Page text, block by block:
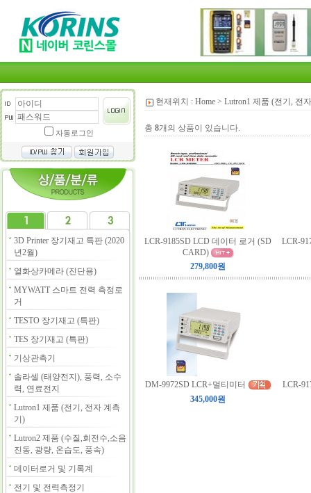
자동로그인
3D Printer 장기재고 특판 (2020
년2월)
열화상카메라 (진단용)
MYWATT 스마트 전력 측정로
거
TESTO 장기재고 (특판)
TES 장기재고 (특판)
기상관측기
솔라셀 (태양전지), 풍력, 소수
력, 연료전지
Lutron1 제품 (전기, 전자 계측
기)
Lutron2 제품 (수질,회전수,소음
진동, 광량, 온습도, 풍속)
데이터로거 및 기록계
전기 및 전력측정기
현재위치 : Home > Lutron1 제품 (전기, 전
총 8개의 상품이 있습니다.
LCR-9185SD LCD 데이터 로거 (SD
CARD)
279,800원
LCR-
DM-9972SD LCR+멀티미터
345,000원
LCR-